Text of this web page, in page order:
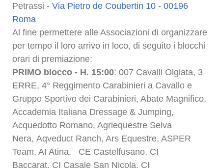
Petrassi - Via Pietro de Coubertin 10 - 00196
Roma
Al fine permettere alle Associazioni di organizzare
per tempo il loro arrivo in loco, di seguito i blocchi
orari di premiazione:
PRIMO blocco - H. 15:00: 007 Cavalli Olgiata, 3
ERRE, 4° Reggimento Carabinieri a Cavallo e
Gruppo Sportivo dei Carabinieri, Abate Magnifico,
Accademia Italiana Dressage & Jumping,
Acquedotto Romano, Agriequestre Selva
Nera, Aqveduct Ranch, Ars Equestre, ASPER
Team, AI Atina, CE Castelfusano, CI
Baccarat, CI Casale San Nicola, CI